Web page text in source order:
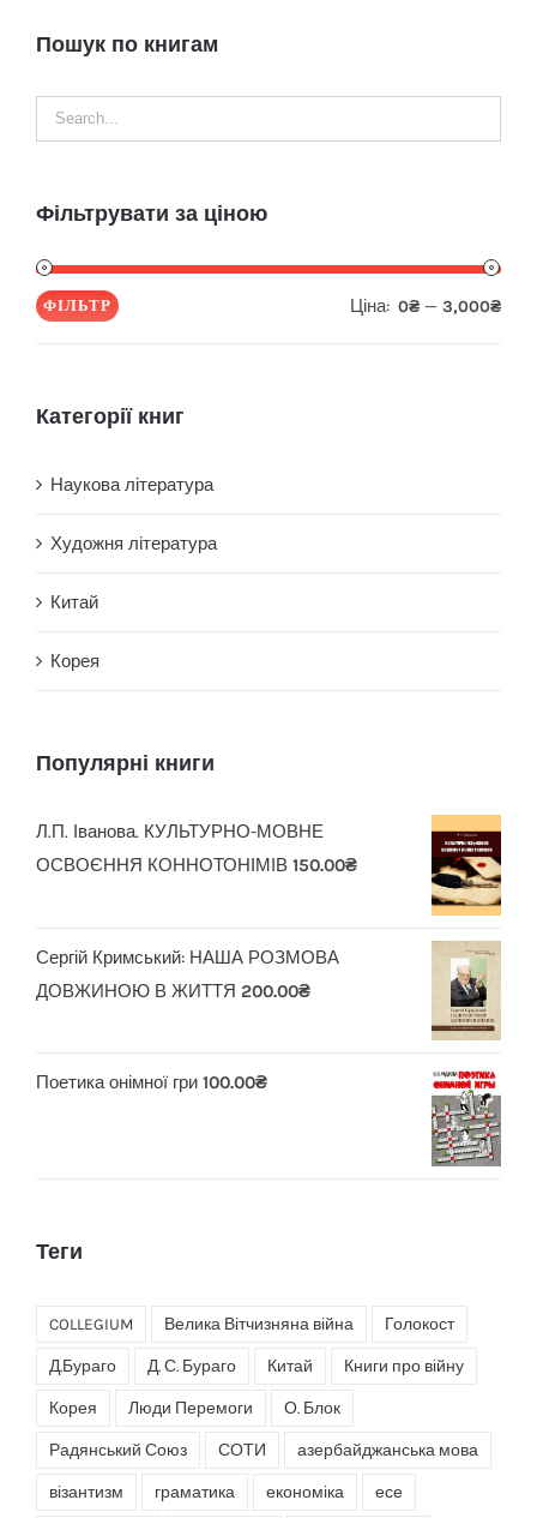
Пошук по книгам
Фільтрувати за ціною
ФІЛЬТР Ціна: 0₴ — 3,000₴
Категорії книг
Наукова література
Художня література
Китай
Корея
Популярні книги
Л.П. Іванова. КУЛЬТУРНО-МОВНЕ
ОСВОЄННЯ КОННОТОНІМІВ 150.00₴
Сергій Кримський: НАША РОЗМОВА
ДОВЖИНОЮ В ЖИТТЯ 200.00₴
Поетика онімної гри 100.00₴
Теги
COLLEGIUM Велика Вітчизняна війна Голокост
Д.Бураго Д. С. Бураго Китай Книги про війну
Корея Люди Перемоги О. Блок
Радянський Союз СОТИ азербайджанська мова
візантизм граматика економіка есе